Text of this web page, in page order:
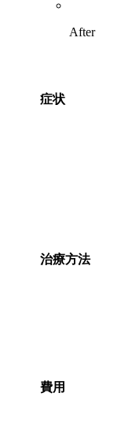
After
症状
治療方法
費用